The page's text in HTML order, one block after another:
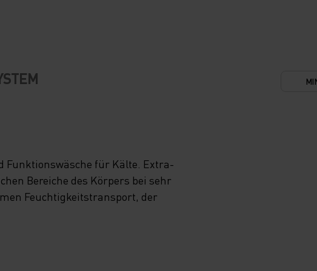
G
L
AUF D
D
Funktionswäsche für Kälte. Extra-
Bereiche des Körpers bei sehr
Feuchtigkeitstransport, der